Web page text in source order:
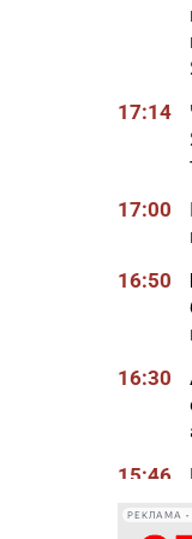
17:14
17:00
16:50
16:30
15:46
РЕКЛАМА •